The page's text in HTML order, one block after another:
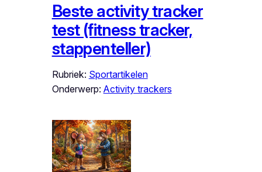
Beste activity tracker
test (fitness tracker,
stappenteller)
Rubriek: Sportartikelen
Onderwerp: Activity trackers